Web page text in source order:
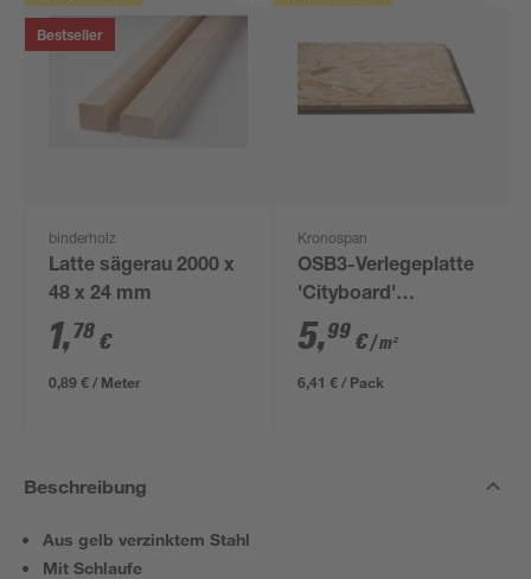
Bestseller
binderholz
Latte sägerau 2000 x
48 x 24 mm
1,78 €
0,89 € / Meter
Kronospan
OSB3-Verlegeplatte
'Cityboard'
ungeschliffen 1690 x
634 x 12 mm
5,99 €/ m²
6,41 € / Pack
Beschreibung
Aus gelb verzinktem Stahl
Mit Schlaufe